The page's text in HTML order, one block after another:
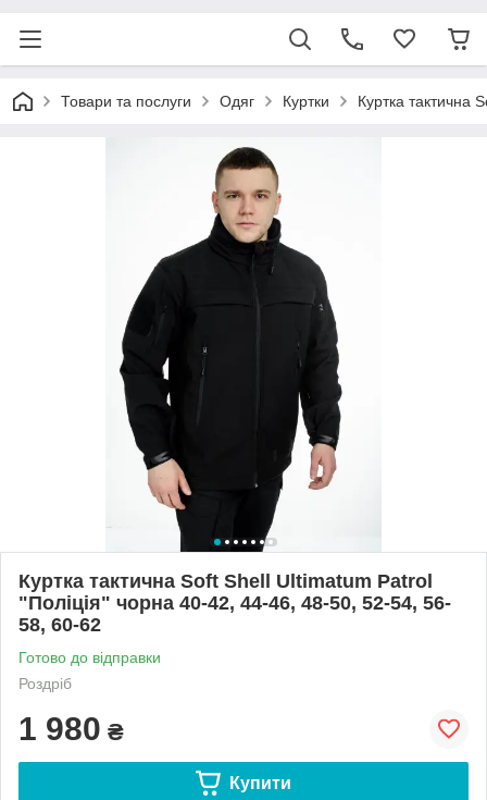
Товари та послуги Одяг Куртки Куртка тактична
Куртка тактична Soft Shell Ultimatum Patrol
"Поліція" чорна 40-42, 44-46, 48-50, 52-54, 56-
58, 60-62
Готово до відправки
Роздріб
1 980 ₴
Купити